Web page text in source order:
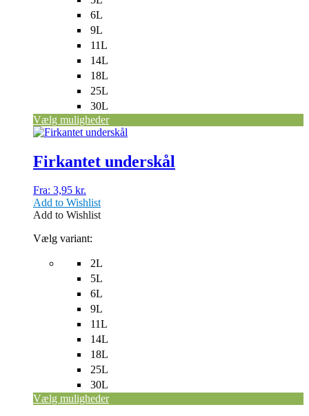
6L
9L
11L
14L
18L
25L
30L
Vælg muligheder
Firkantet underskål
Fra: 3,95 kr.
2L
5L
6L
9L
11L
14L
18L
25L
30L
Vælg variant:
Vælg muligheder
Dette
har
flere
Mulighederne
kan
vælges
varesiden
Add to Wishlist
Add to Wishlist